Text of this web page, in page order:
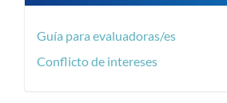
Guía para evaluadoras/es
Conflicto de intereses